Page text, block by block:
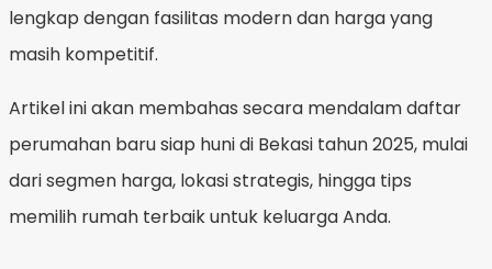
lengkap dengan fasilitas modern dan harga yang
masih kompetitif.
Artikel ini akan membahas secara mendalam daftar
perumahan baru siap huni di Bekasi tahun 2025, mulai
dari segmen harga, lokasi strategis, hingga tips
memilih rumah terbaik untuk keluarga Anda.